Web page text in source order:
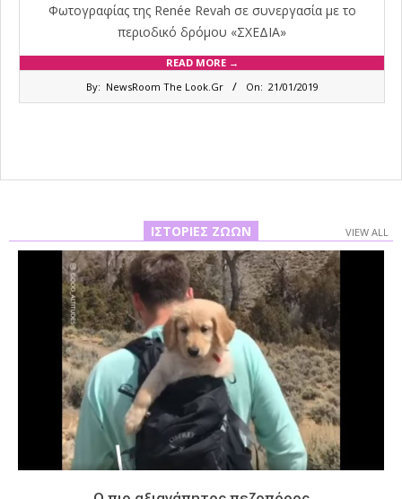
Φωτογραφίας της Renée Revah σε συνεργασία με το
περιοδικό δρόμου «ΣΧΕΔΙΑ»
READ MORE →
By: NewsRoom The Look.Gr On: 21/01/2019
ΙΣΤΟΡΊΕΣ ΖΏΩΝ VIEW ALL